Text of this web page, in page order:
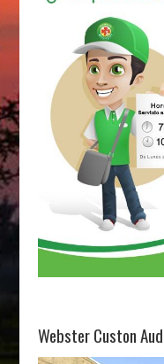
Webster Custon